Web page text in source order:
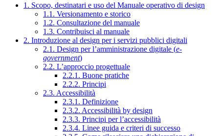
1. Scopo, destinatari e uso del Manuale operativo di design
1.1. Versionamento e storico
1.2. Consultazione del manuale
1.3. Contribuisci al manuale
2. Introduzione al design per i servizi pubblici digitali
2.1. Design per l’amministrazione digitale (e-
government)
2.2. L’approccio progettuale
2.2.1. Buone pratiche
2.2.2. Principi
2.3. Accessibilità
2.3.1. Definizione
2.3.2. Accessibilità by design
2.3.3. Principi per l’accessibilità
2.3.4. Linee guida e criteri di successo